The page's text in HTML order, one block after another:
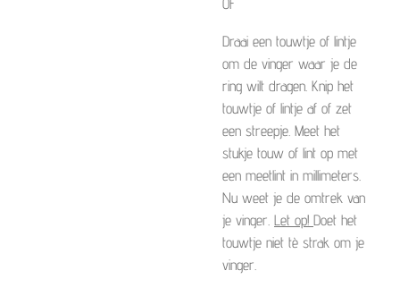
OF
Draai een touwtje of lintje
om de vinger waar je de
ring wilt dragen. Knip het
touwtje of lintje af of zet
een streepje. Meet het
stukje touw of lint op met
een meetlint in millimeters.
Nu weet je de omtrek van
je vinger. Let op! Doet het
touwtje niet tè strak om je
vinger.